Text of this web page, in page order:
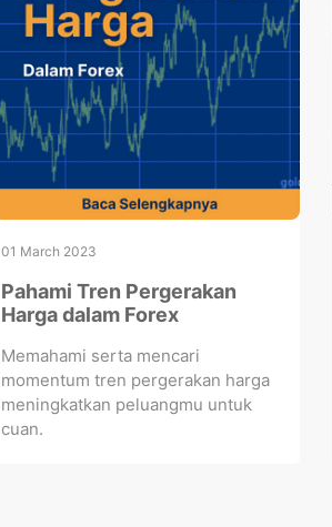
01 March 2023
Pahami Tren Pergerakan
Harga dalam Forex
Memahami serta mencari
momentum tren pergerakan harga
meningkatkan peluangmu untuk
cuan.